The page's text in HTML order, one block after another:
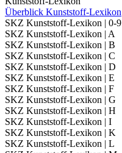
Überblick Kunststoff-Lexikon
SKZ Kunststoff-Lexikon | 0-9
SKZ Kunststoff-Lexikon | A
SKZ Kunststoff-Lexikon | B
SKZ Kunststoff-Lexikon | C
SKZ Kunststoff-Lexikon | D
SKZ Kunststoff-Lexikon | E
SKZ Kunststoff-Lexikon | F
SKZ Kunststoff-Lexikon | G
SKZ Kunststoff-Lexikon | H
SKZ Kunststoff-Lexikon | I
SKZ Kunststoff-Lexikon | K
SKZ Kunststoff-Lexikon | L